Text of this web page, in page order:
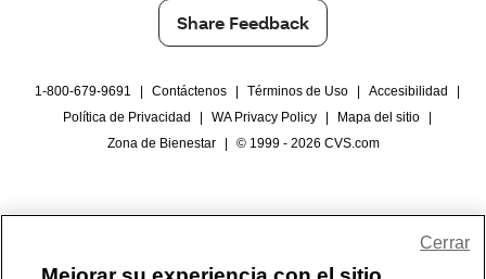
Share Feedback
1-800-679-9691 Contáctenos Términos de Uso Accesibilidad
Política de Privacidad
WA Privacy Policy Mapa del sitio
Zona de Bienestar
© 1999 - 2026 CVS.com
Cerrar